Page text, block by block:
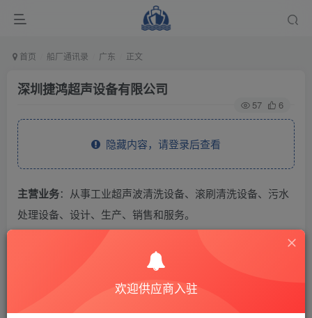
首页 船厂通讯录 广东 正文
深圳捷鸿超声设备有限公司
57 6
隐藏内容，请登录后查看
主营业务：从事工业超声波清洗设备、滚刷清洗设备、污水
处理设备、设计、生产、销售和服务。
THE END
广东
欢迎供应商入驻